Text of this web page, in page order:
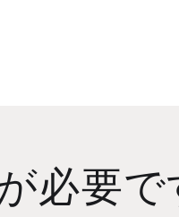
必要で